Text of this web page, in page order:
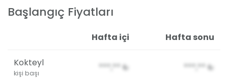
Başlangıç Fiyatları
Hafta içi Hafta sonu
Kokteyl
kişi başı
***,** ₺ ***,** ₺